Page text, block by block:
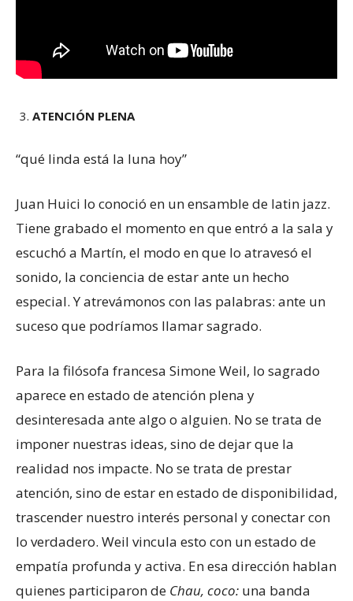
ATENCIÓN PLENA
“qué linda está la luna hoy”
Juan Huici lo conoció en un ensamble de latin jazz.
Tiene grabado el momento en que entró a la sala y
escuchó a Martín, el modo en que lo atravesó el
sonido, la conciencia de estar ante un hecho
especial. Y atrevámonos con las palabras: ante un
suceso que podríamos llamar sagrado.
Para la filósofa francesa Simone Weil, lo sagrado
aparece en estado de atención plena y
desinteresada ante algo o alguien. No se trata de
imponer nuestras ideas, sino de dejar que la
realidad nos impacte. No se trata de prestar
atención, sino de estar en estado de disponibilidad,
trascender nuestro interés personal y conectar con
lo verdadero. Weil vincula esto con un estado de
empatía profunda y activa. En esa dirección hablan
quienes participaron de Chau, coco: una banda